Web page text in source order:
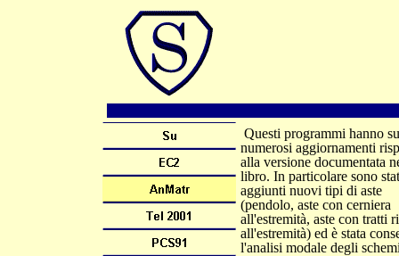
Questi programmi hanno
numerosi aggiornamenti
alla versione documentata
libro. In particolare sono
aggiunti nuovi tipi di aste
(pendolo, aste con cerniera
all'estremità, aste con tratti
all'estremità) ed è stata
l'analisi modale degli